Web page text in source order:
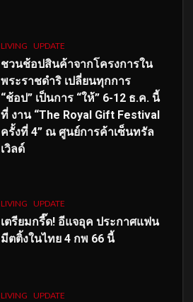
LIVING UPDATE
ชวนช้อปสินค้าจากโครงการใน
พระราชดำริ เปลี่ยนทุกการ
“ช้อป” เป็นการ “ให้” 6-12 ธ.ค. นี้
ที่ งาน “The Royal Gift Festival
ครั้งที่ 4” ณ ศูนย์การค้าเซ็นทรัล
เวิลด์
LIVING UPDATE
เตรียมกรี๊ด! อีแจอุค ประกาศแฟน
มีตติ้งในไทย 4 กพ 66 นี้
LIVING UPDATE